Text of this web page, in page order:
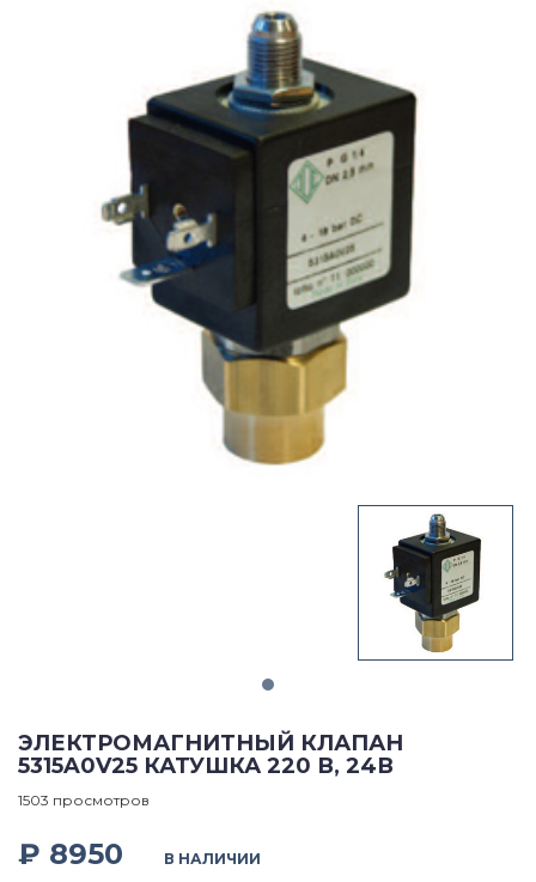
ЭЛЕКТРОМАГНИТНЫЙ КЛАПАН
5315A0V25 КАТУШКА 220 В, 24В
1503 просмотров
₽ 8950 В НАЛИЧИИ